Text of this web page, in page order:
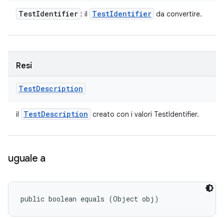
TestIdentifier : il TestIdentifier da convertire.
Resi
TestDescription
il TestDescription creato con i valori TestIdentifier.
uguale a
public boolean equals (Object obj)